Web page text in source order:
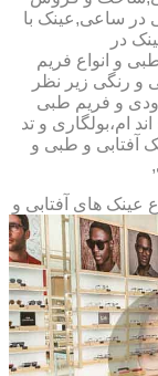
در ساعی,عینک با
در
و انواع فریم
و رنگی زیر نظر
و فریم طبی
ام،بولگاری و تد
آفتابی و طبی و
عینک های آفتابی و